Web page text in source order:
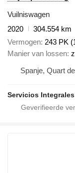
Vuilniswagen
2020
304.554 km
Vermogen 243 PK
Manier van lossen
Spanje, Quart
Servicios